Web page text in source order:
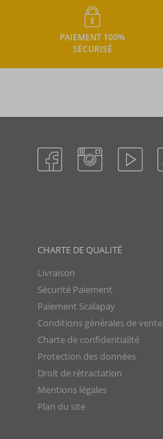
PAIEMENT 100%
SÉCURISÉ
CHARTE DE QUALITÉ
Livraison
Sécurité Paiement
Paiement Scalapay
Conditions générales de vente
Charte de confidentialité
Protection des données
Droit de rétractation
Mentions légales
Plan du site